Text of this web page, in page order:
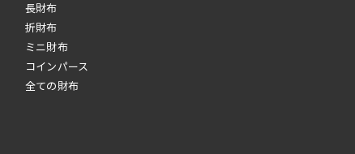
長財布
折財布
ミニ財布
コインパース
全ての財布